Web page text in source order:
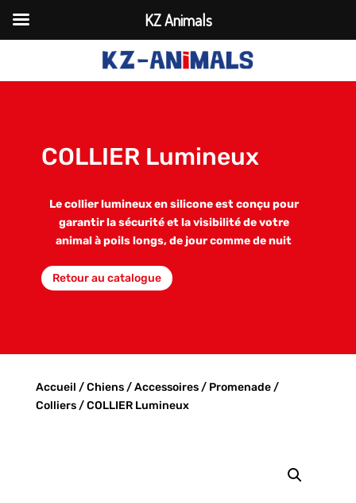
COLLIER Lumineux
Le collier lumineux en silicone est conçu pour
garantir la sécurité et la visibilité de votre
animal à poils longs, de jour comme de nuit
Retour au catalogue
Accueil /Chiens/Accessoires/ Promenade/
Colliers/ COLLIER Lumineux
KZ Animals